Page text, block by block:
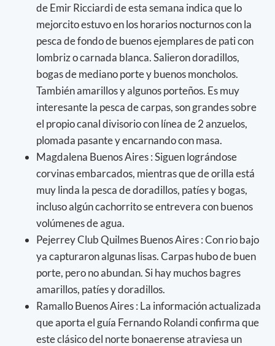
de Emir Ricciardi de esta semana indica que lo
mejorcito estuvo en los horarios nocturnos con la
pesca de fondo de buenos ejemplares de pati con
lombriz o carnada blanca. Salieron doradillos,
bogas de mediano porte y buenos moncholos.
También amarillos y algunos porteños. Es muy
interesante la pesca de carpas, son grandes sobre
el propio canal divisorio con línea de 2 anzuelos,
plomada pasante y encarnando con masa.
Magdalena Buenos Aires : Siguen lográndose
corvinas embarcados, mientras que de orilla está
muy linda la pesca de doradillos, patíes y bogas,
incluso algún cachorrito se entrevera con buenos
volúmenes de agua.
Pejerrey Club Quilmes Buenos Aires : Con rio bajo
ya capturaron algunas lisas. Carpas hubo de buen
porte, pero no abundan. Si hay muchos bagres
amarillos, patíes y doradillos.
Ramallo Buenos Aires : La información actualizada
que aporta el guía Fernando Rolandi confirma que
este clásico del norte bonaerense atraviesa un